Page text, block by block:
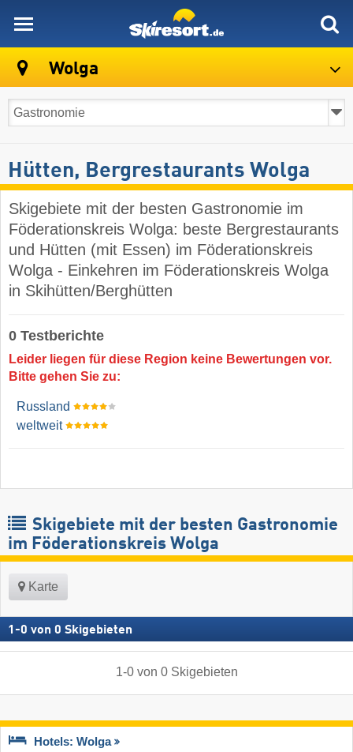
Wolga
Hütten, Bergrestaurants Wolga
Skigebiete mit der besten Gastronomie im
Föderationskreis Wolga: beste Bergrestaurants
und Hütten (mit Essen) im Föderationskreis
Wolga - Einkehren im Föderationskreis Wolga
in Skihütten/Berghütten
0 Testberichte
Leider liegen für diese Region keine Bewertungen vor.
Bitte gehen Sie zu:
Russland
weltweit
Skigebiete mit der besten Gastronomie
im Föderationskreis Wolga
Karte
1 -0 von 0 Skigebieten
1-0von 0 Skigebieten
Hotels: Wolga